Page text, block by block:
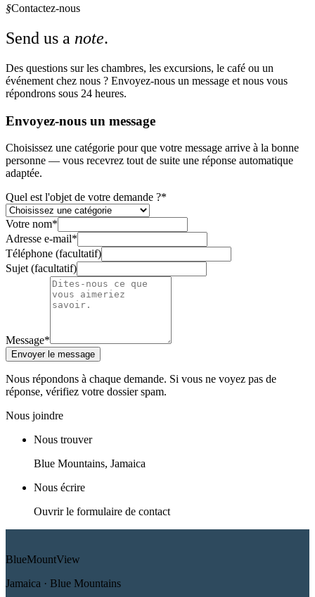
§Contactez-nous
Send us a note.
Des questions sur les chambres, les excursions, le café ou un
événement chez nous ? Envoyez-nous un message et nous vous
répondrons sous 24 heures.
Envoyez-nous un message
Choisissez une catégorie pour que votre message arrive à la bonne
personne — vous recevrez tout de suite une réponse automatique
adaptée.
Quel est l'objet de votre demande ?*
Votre nom*
Adresse e-mail*
Téléphone (facultatif)
Sujet (facultatif)
Message*
Envoyer le message
Nous répondons à chaque demande. Si vous ne voyez pas de
réponse, vérifiez votre dossier spam.
Nous joindre
Nous trouver
Blue Mountains, Jamaica
Nous écrire
Ouvrir le formulaire de contact
BlueMountView
Jamaica · Blue Mountains